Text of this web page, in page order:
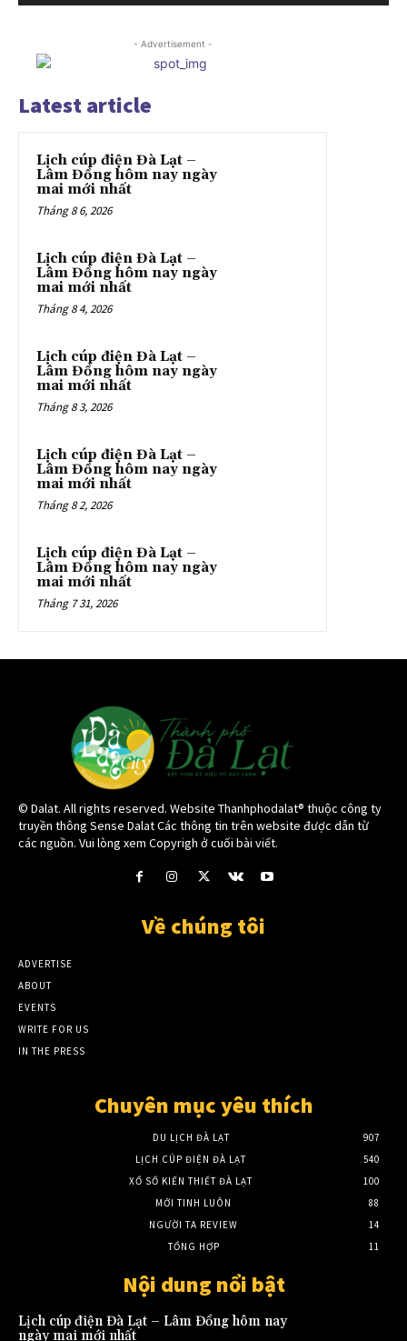
- Advertisement -
Latest article
Lịch cúp điện Đà Lạt –
Lâm Đồng hôm nay ngày
mai mới nhất
Tháng 8 6, 2026
Lịch cúp điện Đà Lạt –
Lâm Đồng hôm nay ngày
mai mới nhất
Tháng 8 4, 2026
Lịch cúp điện Đà Lạt –
Lâm Đồng hôm nay ngày
mai mới nhất
Tháng 8 3, 2026
Lịch cúp điện Đà Lạt –
Lâm Đồng hôm nay ngày
mai mới nhất
Tháng 8 2, 2026
Lịch cúp điện Đà Lạt –
Lâm Đồng hôm nay ngày
mai mới nhất
Tháng 7 31, 2026
© Dalat. All rights reserved. Website Thanhphodalat® thuộc công ty
truyền thông Sense Dalat Các thông tin trên website được dẫn từ
các nguồn. Vui lòng xem Copyrigh ở cuối bài viết.
Về chúng tôi
ADVERTISE
ABOUT
EVENTS
WRITE FOR US
IN THE PRESS
Chuyên mục yêu thích
DU LỊCH ĐÀ LẠT
907
LỊCH CÚP ĐIỆN ĐÀ LẠT
540
XỔ SỐ KIẾN THIẾT ĐÀ LẠT
100
MỚI TINH LUÔN
88
NGƯỜI TA REVIEW
14
TỔNG HỢP
11
Nội dung nổi bật
Lịch cúp điện Đà Lạt – Lâm Đồng hôm nay
ngày mai mới nhất